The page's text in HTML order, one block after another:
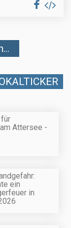
Attersee -
ein
in